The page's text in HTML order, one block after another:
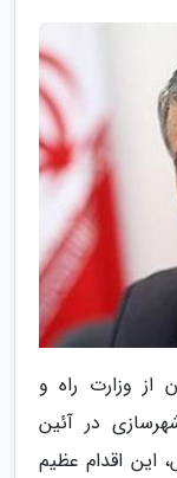
از وزارت راه و
در آئین
این اقدام عظیم